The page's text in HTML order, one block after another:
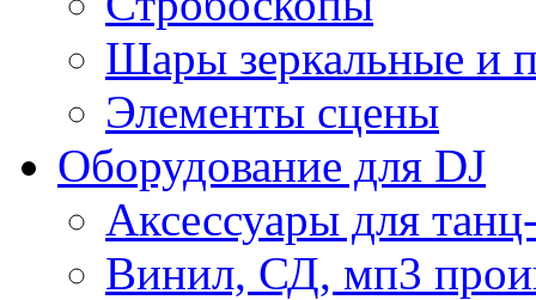
Шары зеркальные и
Элементы сцены
Оборудование для DJ
Аксессуары для
Винил, СД, мп3